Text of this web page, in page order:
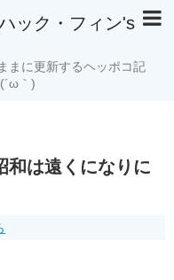
ック・フィン's
まに更新するヘッポコ記
｀)
和は遠くになりに